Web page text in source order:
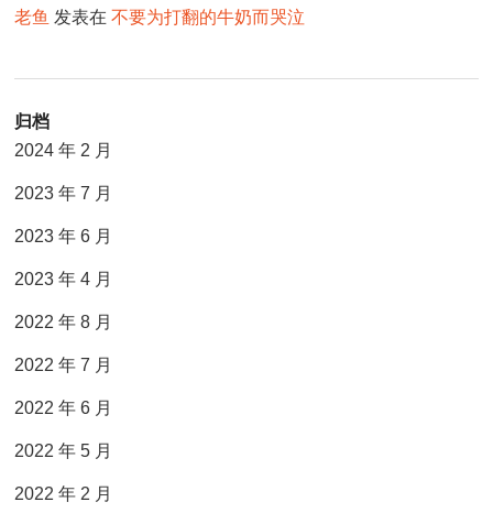
老鱼 发表在不要为打翻的牛奶而哭泣
归档
2024 年 2 月
2023 年 7 月
2023 年 6 月
2023 年 4 月
2022 年 8 月
2022 年 7 月
2022 年 6 月
2022 年 5 月
2022 年 2 月